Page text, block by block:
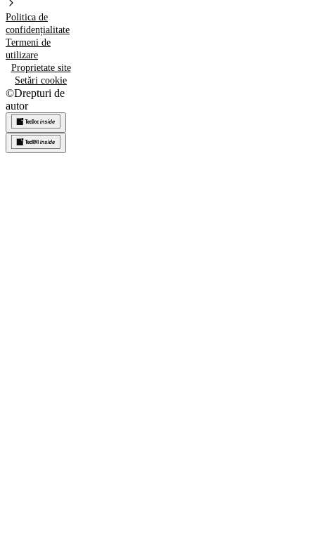
Politica de
confidențialitate
Termeni de
utilizare
Proprietate site
Setări cookie
©Drepturi de
autor